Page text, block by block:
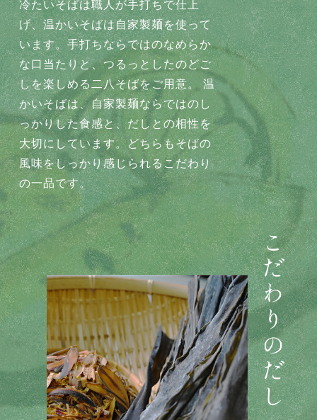
冷たいそばは職人が手打ちで仕上
げ、温かいそばは自家製麺を使って
います。手打ちならではのなめらか
な口当たりと、つるっとしたのどご
しを楽しめる二八そばをご用意。 温
かいそばは、自家製麺ならではのし
っかりした食感と、だしとの相性を
大切にしています。どちらもそばの
風味をしっかり感じられるこだわり
の一品です。